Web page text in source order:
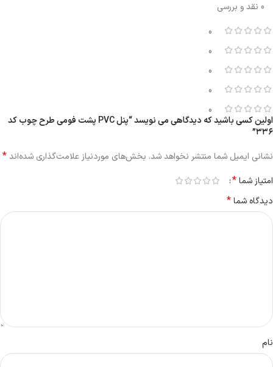
0 نقد و بررسی
0
0
0
0
0
اولین کسی باشید که دیدگاهی می نویسد “پنل PVC پشت فومی طرح چوب کد
۳۳۶”
نشانی ایمیل شما منتشر نخواهد شد. بخش‌های موردنیاز علامت‌گذاری شده‌اند*
امتیاز شما*
دیدگاه شما*
نام